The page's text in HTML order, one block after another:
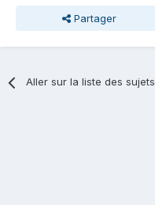
Partager
Aller sur la liste des sujets